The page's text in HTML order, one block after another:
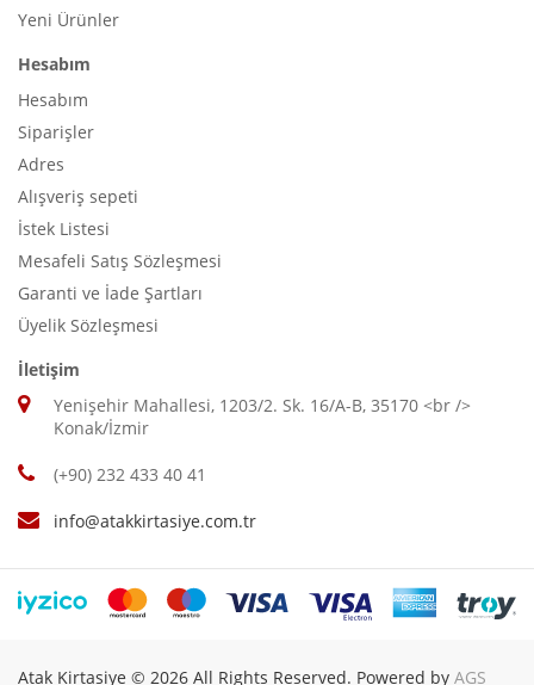
Yeni Ürünler
Hesabım
Hesabım
Siparişler
Adres
Alışveriş sepeti
İstek Listesi
Mesafeli Satış Sözleşmesi
Garanti ve İade Şartları
Üyelik Sözleşmesi
İletişim
Yenişehir Mahallesi, 1203/2. Sk. 16/A-B, 35170 <br />
Konak/İzmir
(+90) 232 433 40 41
info@atakkirtasiye.com.tr
Atak Kirtasiye © 2026 All Rights Reserved. Powered by AGS